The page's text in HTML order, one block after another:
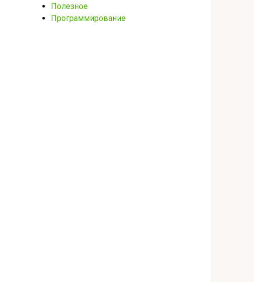
Полезное
Программирование